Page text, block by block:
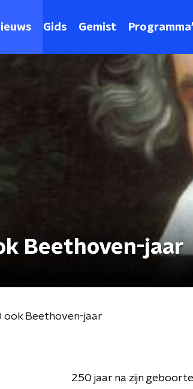
Gids Gemist
Beethoven-jaar
ook Beethoven-jaar
250 jaar na zijn